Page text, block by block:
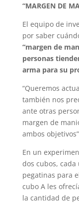
“MARGEN DE
El equipo de
por saber
“margen de
personas
arma para su
“Queremos
también nos
ante otras
margen de
ambos
En un
dos cubos,
pegatinas para
cubo A les
la cantidad de